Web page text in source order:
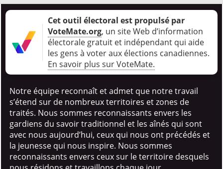
Cet outil électoral est propulsé par
VoteMate.org, un site Web d’information
électorale gratuit et indépendant qui aide
les gens à voter aux élections canadiennes.
En savoir plus sur VoteMate.
Notre équipe reconnaît et admet que notre travail
s’étend sur de nombreux territoires et zones de
traités. Nous sommes reconnaissants envers les
gardiens du savoir traditionnel et les aînés qui sont
avec nous aujourd’hui, ceux qui nous ont précédés et
la jeunesse qui nous inspire. Nous sommes
reconnaissants envers ceux sur le territoire desquels